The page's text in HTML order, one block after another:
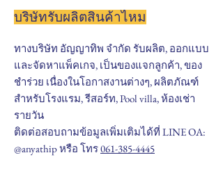
บริษัทรับผลิตสินค้าไหม
ทางบริษัท อัญญาทิพ จำกัด รับผลิต, ออกแบบ
และจัดหาแพ็คเกจ, เป็นของแจกลูกค้า, ของ
ชำร่วย เนื่องในโอกาสงานต่างๆ, ผลิตภัณฑ์
สำหรับโรงแรม, รีสอร์ท, Pool villa, ห้องเช่า
รายวัน
ติดต่อสอบถามข้อมูลเพิ่มเติมได้ที่ LINE OA:
@anyathip หรือ โทร061-385-4445